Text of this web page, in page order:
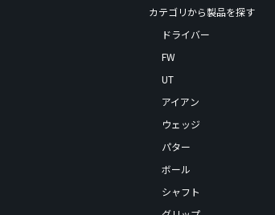
カテゴリから製品を探す
ドライバー
FW
UT
アイアン
ウェッジ
パター
ボール
シャフト